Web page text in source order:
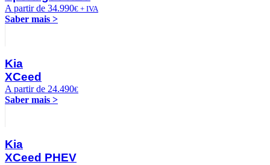
A partir de 34.990€ + IVA
Saber mais >
Kia
XCeed
A partir de 24.490€
Saber mais >
Kia
XCeed PHEV